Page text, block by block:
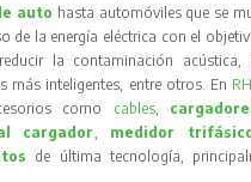
auto hasta automóviles que se
de la energía eléctrica con el
la contaminación acústica,
más inteligentes, entre otros. En
como cables,
cargador, medidor
de última tecnología,